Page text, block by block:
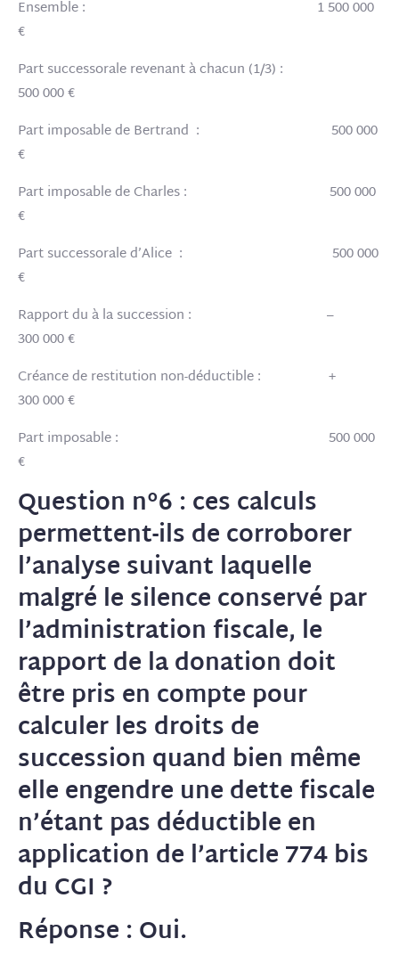
Ensemble : 1 500 000
€
Part successorale revenant à chacun (1/3) :
500 000 €
Part imposable de Bertrand : 500 000
€
Part imposable de Charles : 500 000
€
Part successorale d’Alice : 500 000
€
Rapport du à la succession : –
300 000 €
Créance de restitution non-déductible : +
300 000 €
Part imposable : 500 000
€
Question n°6 : ces calculs
permettent-ils de corroborer
l’analyse suivant laquelle
malgré le silence conservé par
l’administration fiscale, le
rapport de la donation doit
être pris en compte pour
calculer les droits de
succession quand bien même
elle engendre une dette fiscale
n’étant pas déductible en
application de l’article 774 bis
du CGI ?
Réponse : Oui.